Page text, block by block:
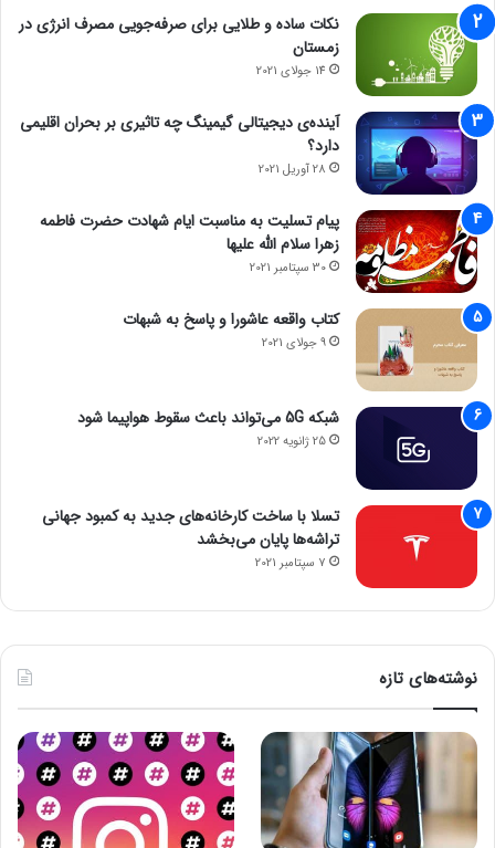
نکات ساده و طلایی برای صرفه‌جویی مصرف انرژی در
زمستان
14 جولای 2021
آینده‌ی دیجیتالی گیمینگ چه تاثیری بر بحران اقلیمی
دارد؟
28 آوریل 2021
پیام تسلیت به مناسبت ایام شهادت حضرت فاطمه
زهرا سلام الله علیها
30 سپتامبر 2021
کتاب واقعه عاشورا و پاسخ به شبهات
9 جولای 2021
شبکه 5G می‌تواند باعث سقوط هواپیما شود
25 ژانویه 2022
تسلا با ساخت کارخانه‌های جدید به کمبود جهانی
تراشه‌ها پایان می‌بخشد
7 سپتامبر 2021
نوشته‌های تازه